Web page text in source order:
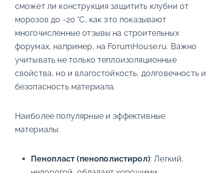
сможет ли конструкция защитить клубни от
морозов до -20 °С, как это показывают
многочисленные отзывы на строительных
форумах, например, на ForumHouse.ru. Важно
учитывать не только теплоизоляционные
свойства, но и влагостойкость, долговечность и
безопасность материала.
Наиболее популярные и эффективные
материалы:
Пенопласт (пенополистирол): Легкий,